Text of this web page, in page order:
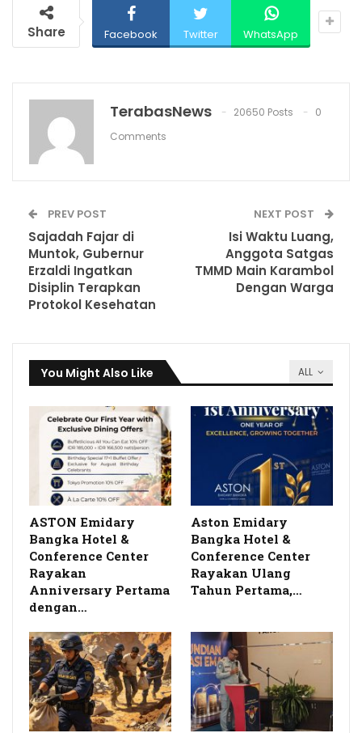
Share Facebook Twitter WhatsApp
TerabasNews 20650 Posts
0
Comments
PREV POST
Sajadah Fajar di
Muntok, Gubernur
Erzaldi Ingatkan
Disiplin Terapkan
Protokol Kesehatan
NEXT POST
Isi Waktu Luang,
Anggota Satgas
TMMD Main Karambol
Dengan Warga
ALL
You Might Also Like
ASTON Emidary
Bangka Hotel &
Conference Center
Rayakan
Anniversary Pertama
dengan…
Aston Emidary
Bangka Hotel &
Conference Center
Rayakan Ulang
Tahun Pertama,…